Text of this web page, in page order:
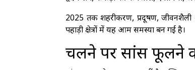
2025 तक शहरीकरण, प्रदूषण,
पहाड़ी क्षेत्रों में यह आम समस्या बन गई है।
चलने पर सांस फूलने